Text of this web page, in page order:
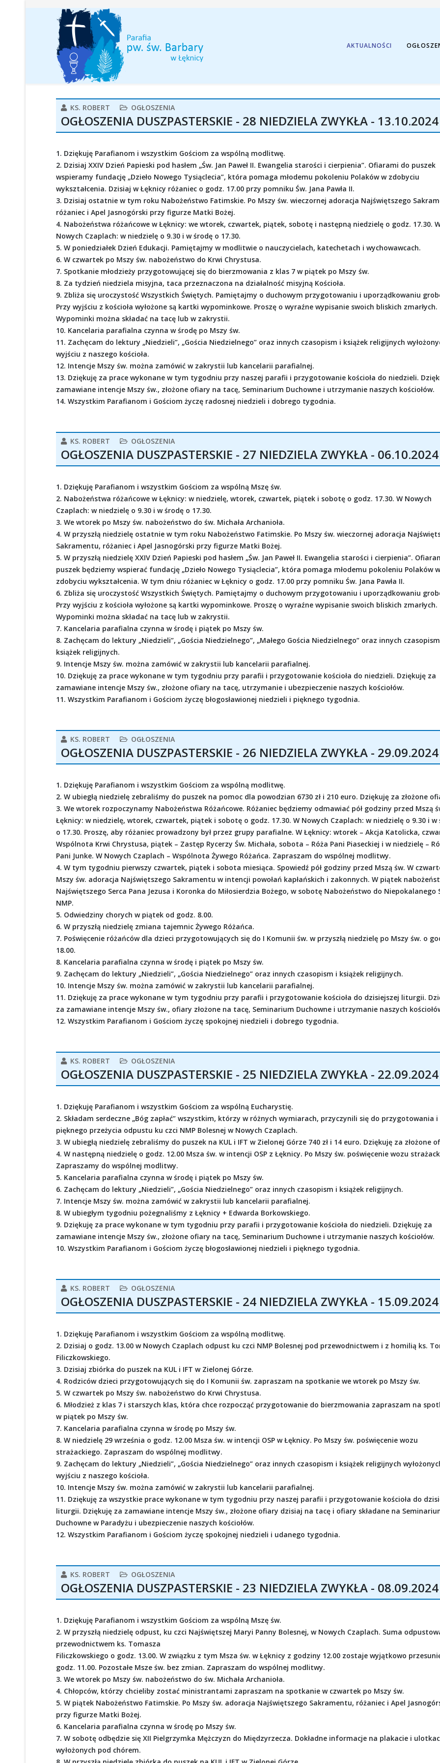
AKTUALNOŚCI
KS. ROBERT OGŁOSZENIA
OGŁOSZENIA DUSZPASTERSKIE - 28 NIEDZIELA ZWYKŁA - 13.10.2024
1. Dziękuję Parafianom i wszystkim Gościom za wspólną modlitwę.
2. Dzisiaj XXIV Dzień Papieski pod hasłem „Św. Jan Paweł II. Ewangelia starości i cierpienia”. Ofiarami do puszek
wspieramy fundację „Dzieło Nowego Tysiąclecia”, która pomaga młodemu pokoleniu Polaków w zdobyciu
wykształcenia. Dzisiaj w Łęknicy różaniec o godz. 17.00 przy pomniku Św. Jana Pawła II.
3. Dzisiaj ostatnie w tym roku Nabożeństwo Fatimskie. Po Mszy św. wieczornej adoracja Najświętszego
różaniec i Apel Jasnogórski przy figurze Matki Bożej.
4. Nabożeństwa różańcowe w Łęknicy: we wtorek, czwartek, piątek, sobotę i następną niedzielę o godz. 17.30.
Nowych Czaplach: w niedzielę o 9.30 i w środę o 17.30.
5. W poniedziałek Dzień Edukacji. Pamiętajmy w modlitwie o nauczycielach, katechetach i wychowawcach.
6. W czwartek po Mszy św. nabożeństwo do Krwi Chrystusa.
7. Spotkanie młodzieży przygotowującej się do bierzmowania z klas 7 w piątek po Mszy św.
8. Za tydzień niedziela misyjna, taca przeznaczona na działalność misyjną Kościoła.
9. Zbliża się uroczystość Wszystkich Świętych. Pamiętajmy o duchowym przygotowaniu i uporządkowaniu
Przy wyjściu z kościoła wyłożone są kartki wypominkowe. Proszę o wyraźne wypisanie swoich bliskich zmarłych.
Wypominki można składać na tacę lub w zakrystii.
10. Kancelaria parafialna czynna w środę po Mszy św.
11. Zachęcam do lektury „Niedzieli”, „Gościa Niedzielnego” oraz innych czasopism i książek religijnych
wyjściu z naszego kościoła.
12. Intencje Mszy św. można zamówić w zakrystii lub kancelarii parafialnej.
13. Dziękuję za prace wykonane w tym tygodniu przy naszej parafii i przygotowanie kościoła do niedzieli.
zamawiane intencje Mszy św., złożone ofiary na tacę, Seminarium Duchowne i utrzymanie naszych kościołów.
14. Wszystkim Parafianom i Gościom życzę radosnej niedzieli i dobrego tygodnia.
KS. ROBERT OGŁOSZENIA
OGŁOSZENIA DUSZPASTERSKIE - 27 NIEDZIELA ZWYKŁA - 06.10.2024
1. Dziękuję Parafianom i wszystkim Gościom za wspólną Mszę św.
2. Nabożeństwa różańcowe w Łęknicy: w niedzielę, wtorek, czwartek, piątek i sobotę o godz. 17.30. W Nowych
Czaplach: w niedzielę o 9.30 i w środę o 17.30.
3. We wtorek po Mszy św. nabożeństwo do św. Michała Archanioła.
4. W przyszłą niedzielę ostatnie w tym roku Nabożeństwo Fatimskie. Po Mszy św. wieczornej adoracja
Sakramentu, różaniec i Apel Jasnogórski przy figurze Matki Bożej.
5. W przyszłą niedzielę XXIV Dzień Papieski pod hasłem „Św. Jan Paweł II. Ewangelia starości i cierpienia”.
puszek będziemy wspierać fundację „Dzieło Nowego Tysiąclecia”, która pomaga młodemu pokoleniu Polaków w
zdobyciu wykształcenia. W tym dniu różaniec w Łęknicy o godz. 17.00 przy pomniku Św. Jana Pawła II.
6. Zbliża się uroczystość Wszystkich Świętych. Pamiętajmy o duchowym przygotowaniu i uporządkowaniu
Przy wyjściu z kościoła wyłożone są kartki wypominkowe. Proszę o wyraźne wypisanie swoich bliskich zmarłych.
Wypominki można składać na tacę lub w zakrystii.
7. Kancelaria parafialna czynna w środę i piątek po Mszy św.
8. Zachęcam do lektury „Niedzieli”, „Gościa Niedzielnego”, „Małego Gościa Niedzielnego” oraz innych
książek religijnych.
9. Intencje Mszy św. można zamówić w zakrystii lub kancelarii parafialnej.
10. Dziękuję za prace wykonane w tym tygodniu przy parafii i przygotowanie kościoła do niedzieli. Dziękuję za
zamawiane intencje Mszy św., złożone ofiary na tacę, utrzymanie i ubezpieczenie naszych kościołów.
11. Wszystkim Parafianom i Gościom życzę błogosławionej niedzieli i pięknego tygodnia.
KS. ROBERT OGŁOSZENIA
OGŁOSZENIA DUSZPASTERSKIE - 26 NIEDZIELA ZWYKŁA - 29.09.2024
1. Dziękuję Parafianom i wszystkim Gościom za wspólną modlitwę.
2. W ubiegłą niedzielę zebraliśmy do puszek na pomoc dla powodzian 6730 zł i 210 euro. Dziękuję za złożone
3. We wtorek rozpoczynamy Nabożeństwa Różańcowe. Różaniec będziemy odmawiać pół godziny przed Mszą
Łęknicy: w niedzielę, wtorek, czwartek, piątek i sobotę o godz. 17.30. W Nowych Czaplach: w niedzielę o 9.30 i w
o 17.30. Proszę, aby różaniec prowadzony był przez grupy parafialne. W Łęknicy: wtorek – Akcja Katolicka,
Wspólnota Krwi Chrystusa, piątek – Zastęp Rycerzy Św. Michała, sobota – Róża Pani Piaseckiej i w niedzielę –
Pani Junke. W Nowych Czaplach – Wspólnota Żywego Różańca. Zapraszam do wspólnej modlitwy.
4. W tym tygodniu pierwszy czwartek, piątek i sobota miesiąca. Spowiedź pół godziny przed Mszą św. W
Mszy św. adoracja Najświętszego Sakramentu w intencji powołań kapłańskich i zakonnych. W piątek
Najświętszego Serca Pana Jezusa i Koronka do Miłosierdzia Bożego, w sobotę Nabożeństwo do Niepokalanego
NMP.
5. Odwiedziny chorych w piątek od godz. 8.00.
6. W przyszłą niedzielę zmiana tajemnic Żywego Różańca.
7. Poświęcenie różańców dla dzieci przygotowujących się do I Komunii św. w przyszłą niedzielę po Mszy św. o
18.00.
8. Kancelaria parafialna czynna w środę i piątek po Mszy św.
9. Zachęcam do lektury „Niedzieli”, „Gościa Niedzielnego” oraz innych czasopism i książek religijnych.
10. Intencje Mszy św. można zamówić w zakrystii lub kancelarii parafialnej.
11. Dziękuję za prace wykonane w tym tygodniu przy parafii i przygotowanie kościoła do dzisiejszej liturgii.
za zamawiane intencje Mszy św., ofiary złożone na tacę, Seminarium Duchowne i utrzymanie naszych
12. Wszystkim Parafianom i Gościom życzę spokojnej niedzieli i dobrego tygodnia.
KS. ROBERT OGŁOSZENIA
OGŁOSZENIA DUSZPASTERSKIE - 25 NIEDZIELA ZWYKŁA - 22.09.2024
1. Dziękuję Parafianom i wszystkim Gościom za wspólną Eucharystię.
2. Składam serdeczne „Bóg zapłać” wszystkim, którzy w różnych wymiarach, przyczynili się do przygotowania i
pięknego przeżycia odpustu ku czci NMP Bolesnej w Nowych Czaplach.
3. W ubiegłą niedzielę zebraliśmy do puszek na KUL i IFT w Zielonej Górze 740 zł i 14 euro. Dziękuję za złożone
4. W następną niedzielę o godz. 12.00 Msza św. w intencji OSP z Łęknicy. Po Mszy św. poświęcenie wozu
Zapraszamy do wspólnej modlitwy.
5. Kancelaria parafialna czynna w środę i piątek po Mszy św.
6. Zachęcam do lektury „Niedzieli”, „Gościa Niedzielnego” oraz innych czasopism i książek religijnych.
7. Intencje Mszy św. można zamówić w zakrystii lub kancelarii parafialnej.
8. W ubiegłym tygodniu pożegnaliśmy z Łęknicy + Edwarda Borkowskiego.
9. Dziękuję za prace wykonane w tym tygodniu przy parafii i przygotowanie kościoła do niedzieli. Dziękuję za
zamawiane intencje Mszy św., złożone ofiary na tacę, Seminarium Duchowne i utrzymanie naszych kościołów.
10. Wszystkim Parafianom i Gościom życzę błogosławionej niedzieli i pięknego tygodnia.
KS. ROBERT OGŁOSZENIA
OGŁOSZENIA DUSZPASTERSKIE - 24 NIEDZIELA ZWYKŁA - 15.09.2024
1. Dziękuję Parafianom i wszystkim Gościom za wspólną modlitwę.
2. Dzisiaj o godz. 13.00 w Nowych Czaplach odpust ku czci NMP Bolesnej pod przewodnictwem i z homilią ks.
Filiczkowskiego.
3. Dzisiaj zbiórka do puszek na KUL i IFT w Zielonej Górze.
4. Rodziców dzieci przygotowujących się do I Komunii św. zapraszam na spotkanie we wtorek po Mszy św.
5. W czwartek po Mszy św. nabożeństwo do Krwi Chrystusa.
6. Młodzież z klas 7 i starszych klas, która chce rozpocząć przygotowanie do bierzmowania zapraszam na
w piątek po Mszy św.
7. Kancelaria parafialna czynna w środę po Mszy św.
8. W niedzielę 29 września o godz. 12.00 Msza św. w intencji OSP w Łęknicy. Po Mszy św. poświęcenie wozu
strażackiego. Zapraszam do wspólnej modlitwy.
9. Zachęcam do lektury „Niedzieli”, „Gościa Niedzielnego” oraz innych czasopism i książek religijnych
wyjściu z naszego kościoła.
10. Intencje Mszy św. można zamówić w zakrystii lub kancelarii parafialnej.
11. Dziękuję za wszystkie prace wykonane w tym tygodniu przy naszej parafii i przygotowanie kościoła do
liturgii. Dziękuję za zamawiane intencje Mszy św., złożone ofiary dzisiaj na tacę i ofiary składane na
Duchowne w Paradyżu i ubezpieczenie naszych kościołów.
12. Wszystkim Parafianom i Gościom życzę spokojnej niedzieli i udanego tygodnia.
KS. ROBERT OGŁOSZENIA
OGŁOSZENIA DUSZPASTERSKIE - 23 NIEDZIELA ZWYKŁA - 08.09.2024
1. Dziękuję Parafianom i wszystkim Gościom za wspólną Mszę św.
2. W przyszłą niedzielę odpust, ku czci Najświętszej Maryi Panny Bolesnej, w Nowych Czaplach. Suma
przewodnictwem ks. Tomasza
Filiczkowskiego o godz. 13.00. W związku z tym Msza św. w Łęknicy z godziny 12.00 zostaje wyjątkowo
godz. 11.00. Pozostałe Msze św. bez zmian. Zapraszam do wspólnej modlitwy.
3. We wtorek po Mszy św. nabożeństwo do św. Michała Archanioła.
4. Chłopców, którzy chcieliby zostać ministrantami zapraszam na spotkanie w czwartek po Mszy św.
5. W piątek Nabożeństwo Fatimskie. Po Mszy św. adoracja Najświętszego Sakramentu, różaniec i Apel
przy figurze Matki Bożej.
6. Kancelaria parafialna czynna w środę po Mszy św.
7. W sobotę odbędzie się XII Pielgrzymka Mężczyzn do Międzyrzecza. Dokładne informacje na plakacie i
wyłożonych pod chórem.